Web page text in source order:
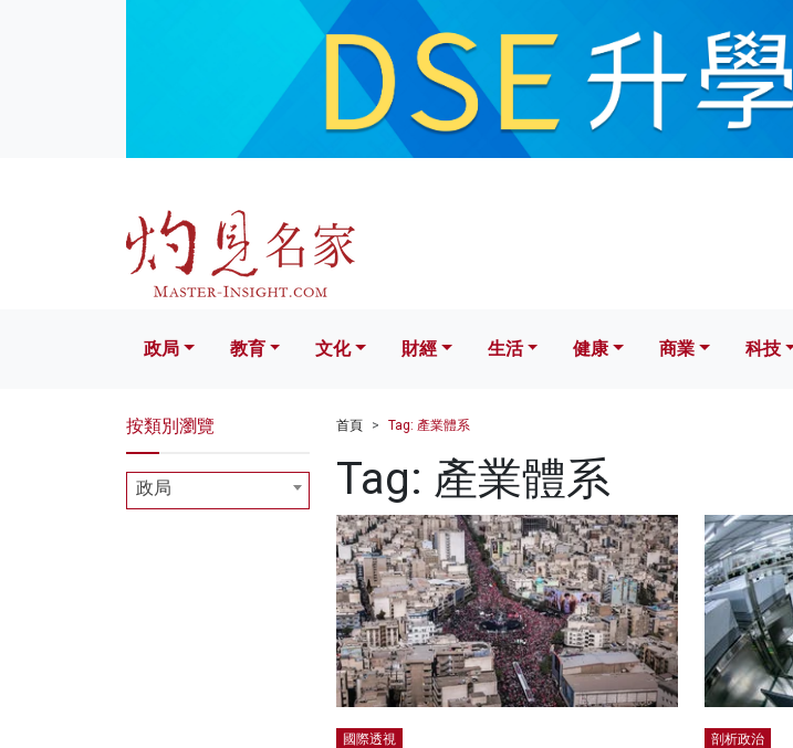
文化 財經 生活 健康 科技
政局 教育 文化 財經 生活 健康 商業 科技
首頁 Tag: 產業體系
Tag: 產業體系
國際透視 剖析政治
按類別瀏覽
政局